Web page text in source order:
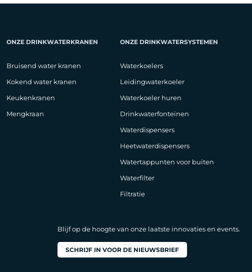
ONZE DRINKWATERKRANEN
Bruisend water kranen
Kokend water kranen
Keukenkranen
Mengkraan
ONZE DRINKWATERSYSTEMEN
Waterkoelers
Leidingwaterkoeler
Waterkoeler huren
Drinkwaterfonteinen
Waterdispensers
Heetwaterdispensers
Watertappunten voor buiten
Waterfilter
Filtratie
Blijf op de hoogte van onze laatste innovaties en events.
SCHRIJF IN VOOR DE NIEUWSBRIEF